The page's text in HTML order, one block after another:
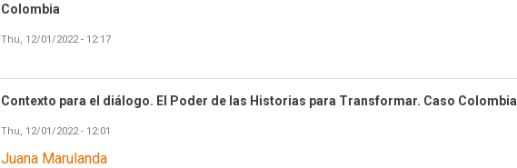
Colombia
Thu, 12/01/2022 - 12:17
Contexto para el diálogo. El Poder de las Historias para Transformar. Caso Colombia
Thu, 12/01/2022 - 12:01
Juana Marulanda